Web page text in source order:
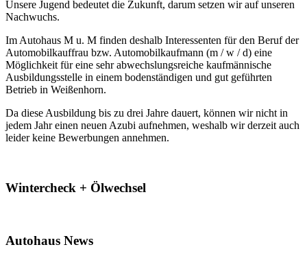
Unsere Jugend bedeutet die Zukunft, darum setzen wir auf unseren
Nachwuchs.
Im Autohaus M u. M finden deshalb Interessenten für den Beruf der
Automobilkauffrau bzw. Automobilkaufmann (m / w / d) eine
Möglichkeit für eine sehr abwechslungsreiche kaufmännische
Ausbildungsstelle in einem bodenständigen und gut geführten
Betrieb in Weißenhorn.
Da diese Ausbildung bis zu drei Jahre dauert, können wir nicht in
jedem Jahr einen neuen Azubi aufnehmen, weshalb wir derzeit auch
leider keine Bewerbungen annehmen.
Wintercheck + Ölwechsel
Autohaus News